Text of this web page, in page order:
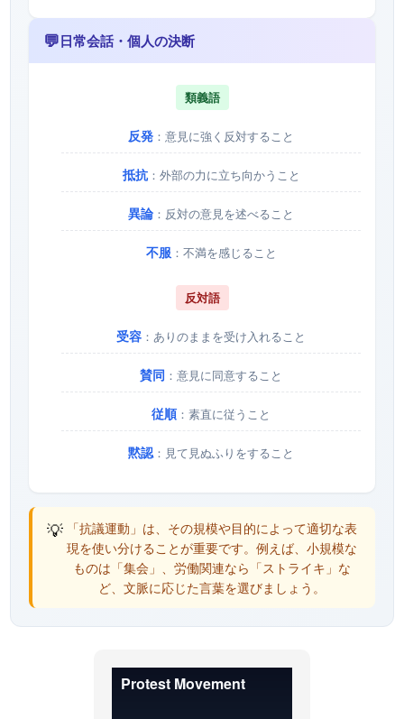
💬日常会話・個人の決断
類義語
反発 ：意見に強く反対すること
抵抗：外部の力に立ち向かうこと
異論 ：反対の意見を述べること
不服：不満を感じること
反対語
受容 ：ありのままを受け入れること
賛同 ：意見に同意すること
従順 ：素直に従うこと
黙認：見て見ぬふりをすること
💡 「抗議運動」は、その規模や目的によって適切な表
現を使い分けることが重要です。例えば、小規模な
ものは「集会」、労働関連なら「ストライキ」な
ど、文脈に応じた言葉を選びましょう。
Protest Movement